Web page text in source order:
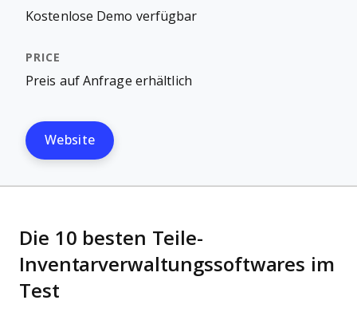
Kostenlose Demo verfügbar
Preis auf Anfrage erhältlich
Website
Die 10 besten Teile-
Inventarverwaltungssoftwares im
Test